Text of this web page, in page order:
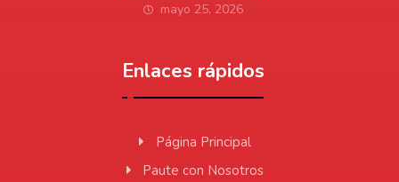
mayo 25, 2026
Enlaces rápidos
Página Principal
Paute con Nosotros